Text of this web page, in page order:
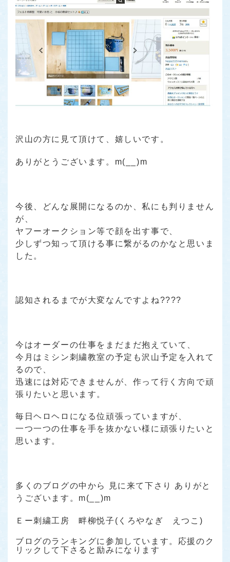
沢山の方に見て頂けて、嬉しいです。
ありがとうございます。m(__)m
今後、どんな展開になるのか、私にも判りません
が、
ヤフーオークション等で顔を出す事で、
少しずつ知って頂ける事に繋がるのかなと思いま
した。
認知されるまでが大変なんですよね????
今はオーダーの仕事をまだまだ抱えていて、
今月はミシン刺繍教室の予定も沢山予定を入れて
るので、
迅速には対応できませんが、作って行く方向で頑
張りたいと思います。
毎日ヘロヘロになる位頑張っていますが、
一つ一つの仕事を手を抜かない様に頑張りたいと
思います。
多くのブログの中から 見に来て下さり ありがと
うございます。m(__)m
Ｅー刺繍工房 畔柳悦子(くろやなぎ えつこ)
ブログのランキングに参加しています。応援のク
リックして下さると励みになります